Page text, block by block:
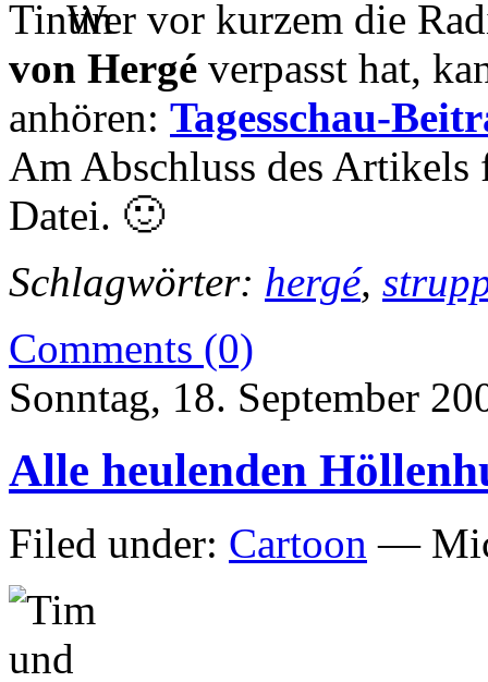
Wer vor kurzem die
von Hergé verpasst hat,
anhören: Tagesschau-
Am Abschluss des
Datei. 🙂
Schlagwörter: hergé,
Comments (0)
Sonntag, 18. September
Alle heulenden
Filed under: Cartoon —